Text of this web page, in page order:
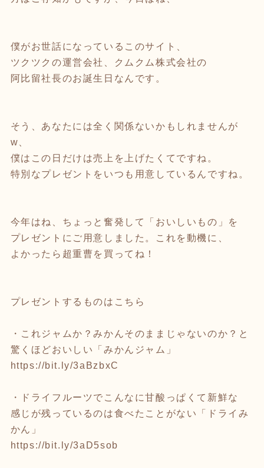
僕がお世話になっているこのサイト、
ツクツクの運営会社、クムクム株式会社の
阿比留社長のお誕生日なんです。
そう、あなたには全く関係ないかもしれませんが
w、
僕はこの日だけは売上を上げたくてですね。
特別なプレゼントをいつも用意しているんですね。
今年はね、ちょっと奮発して「おいしいもの」を
プレゼントにご用意しました。これを動機に、
よかったら超重曹を買ってね！
プレゼントするものはこちら
・これジャムか？みかんそのままじゃないのか？と
驚くほどおいしい「みかんジャム」
https://bit.ly/3aBzbxC
・ドライフルーツでこんなに甘酸っぱくて新鮮な
感じが残っているのは食べたことがない「ドライみ
かん」
https://bit.ly/3aD5sob